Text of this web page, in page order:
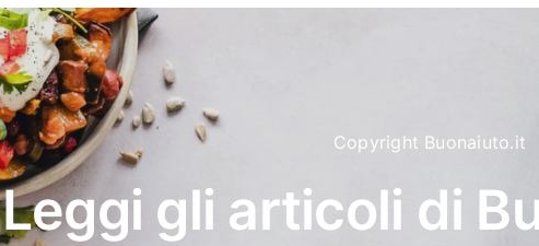
Copyright Buonaiuto.it
Leggi gli articoli di